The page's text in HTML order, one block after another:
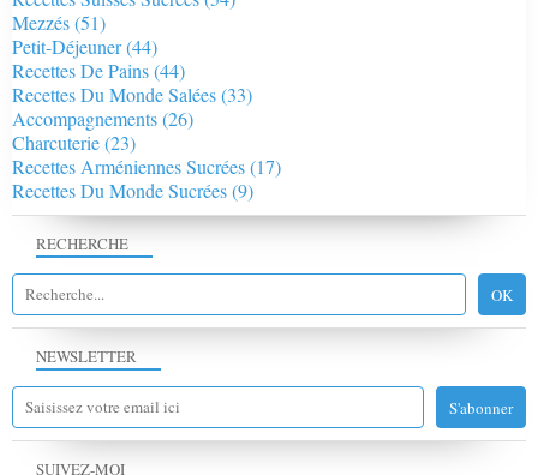
NEWSLETTER
SUIVEZ-MOI
RECHERCHE
Mezzés(51)
Petit-Déjeuner(44)
Recettes De Pains(44)
Recettes Du Monde Salées(33)
Accompagnements(26)
Charcuterie(23)
Recettes Arméniennes Sucrées(17)
Recettes Du Monde Sucrées(9)